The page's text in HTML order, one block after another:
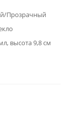
Прозрачный
высота 9,8 см